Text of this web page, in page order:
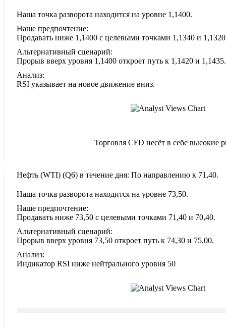
Наша точка разворота находится на уровне 1,1400.
Наше предпочтение:
Продавать ниже 1,1400 с целевыми точками 1,1340 и
Альтернативный сценарий:
Прорыв вверх уровня 1,1400 откроет путь к 1,1420 и 1,1435.
Анализ:
RSI указывает на новое движение вниз.
Торговля CFD несёт в себе высокие
Нефть (WTI)‎ (Q6)‎ в течение дня: По направлению к 71,40.
Наша точка разворота находится на уровне 73,50.
Наше предпочтение:
Продавать ниже 73,50 с целевыми точками 71,40 и 70,40.
Альтернативный сценарий:
Прорыв вверх уровня 73,50 откроет путь к 74,30 и 75,00.
Анализ:
Индикатор RSI ниже нейтрального уровня 50